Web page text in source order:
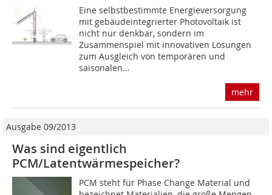
Eine selbstbestimmte Energieversorgung
mit gebäudeintegrierter Photovoltaik ist
nicht nur denkbar, sondern im
Zusammenspiel mit innovativen Lösungen
zum Ausgleich von temporären und
saisonalen...
mehr
Ausgabe 09/2013
Was sind eigentlich
PCM/Latentwärmespeicher?
PCM steht für Phase Change Material und